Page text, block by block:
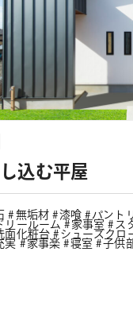
込む平屋
無垢材 漆喰 パント
リールーム
家事室
ス
面化粧台
シューズクロ
実
家事楽 寝室 子供